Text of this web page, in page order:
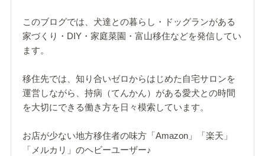
このブログでは、犬達との暮らし・ドッグランがある
家づくり・DIY・家庭菜園・富山移住などを発信してい
ます。
移住先では、知り合いゼロからはじめた自宅サロンを
運営しながら、持病（てんかん）がある愛犬との時間
を大切にできる働き方を日々模索しています。
お店が少ない地方移住者の味方「Amazon」「楽天」
「メルカリ」のヘビーユーザー♪